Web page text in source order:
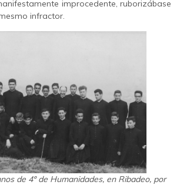
improcedente, ruborizábase
infractor.
de 4º de Humanidades, en Ribadeo, por